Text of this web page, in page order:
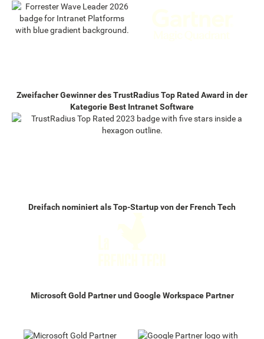
Zweifacher Gewinner des TrustRadius Top Rated Award in der
Kategorie Best Intranet Software
Dreifach nominiert als Top-Startup von der French Tech
Microsoft Gold Partner und Google Workspace Partner